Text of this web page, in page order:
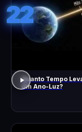
22
Quanto Tempo
Um Ano-Luz?